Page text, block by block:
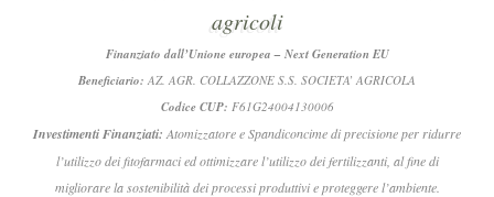
agricoli
Finanziato dall’Unione europea – Next Generation EU
Beneficiario: AZ. AGR. COLLAZZONE S.S. SOCIETA’ AGRICOLA
Codice CUP: F61G24004130006
Investimenti Finanziati: Atomizzatore e Spandiconcime di precisione per ridurre
l’utilizzo dei fitofarmaci ed ottimizzare l’utilizzo dei fertilizzanti, al fine di
migliorare la sostenibilità dei processi produttivi e proteggere l’ambiente.